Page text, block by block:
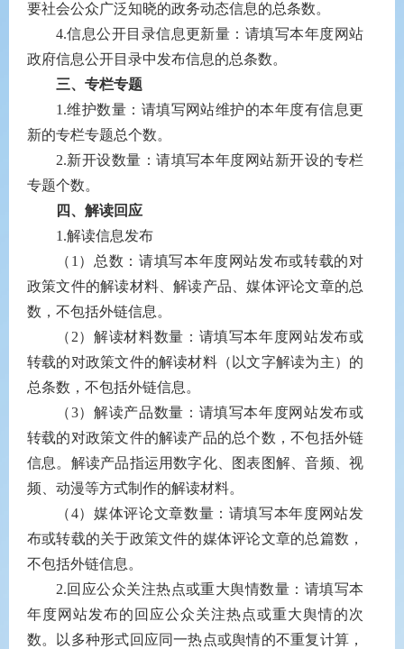
要社会公众广泛知晓的政务动态信息的总条数。
4.信息公开目录信息更新量：请填写本年度网站
政府信息公开目录中发布信息的总条数。
三、专栏专题
1.维护数量：请填写网站维护的本年度有信息更
新的专栏专题总个数。
2.新开设数量：请填写本年度网站新开设的专栏
专题个数。
四、解读回应
1.解读信息发布
（ 1 ）总数：请填写本年度网站发布或转载的对
政策文件的解读材料、解读产品、媒体评论文章的总
数，不包括外链信息。
（ 2）解读材料数量：请填写本年度网站发布或
转载的对政策文件的解读材料（以文字解读为主）的
总条数，不包括外链信息。
（3）解读产品数量：请填写本年度网站发布或
转载的对政策文件的解读产品的总个数，不包括外链
信息。解读产品指运用数字化、图表图解、音频、视
频、动漫等方式制作的解读材料。
（4）媒体评论文章数量：请填写本年度网站发
布或转载的关于政策文件的媒体评论文章的总篇数，
不包括外链信息。
2.回应公众关注热点或重大舆情数量：请填写本
年度网站发布的回应公众关注热点或重大舆情的次
数。以多种形式回应同一热点或舆情的不重复计算，